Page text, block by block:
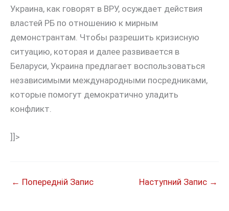
Украина, как говорят в ВРУ, осуждает действия
властей РБ по отношению к мирным
демонстрантам. Чтобы разрешить кризисную
ситуацию, которая и далее развивается в
Беларуси, Украина предлагает воспользоваться
независимыми международными посредниками,
которые помогут демократично уладить
конфликт.
]]>
← Попередній Запис Наступний Запис →